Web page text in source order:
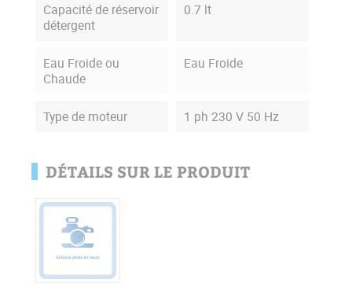
Capacité de réservoir
détergent
0.7 lt
Eau Froide ou
Chaude
Eau Froide
Type de moteur 1 ph 230 V 50 Hz
DÉTAILS SUR LE PRODUIT